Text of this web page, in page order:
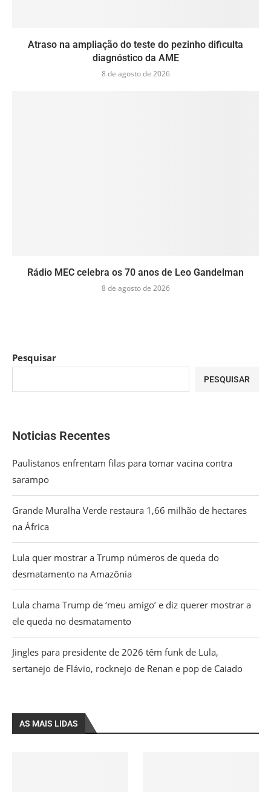
Atraso na ampliação do teste do pezinho dificulta
diagnóstico da AME
8 de agosto de 2026
Rádio MEC celebra os 70 anos de Leo Gandelman
8 de agosto de 2026
Pesquisar
PESQUISAR
Noticias Recentes
Paulistanos enfrentam filas para tomar vacina contra
sarampo
Grande Muralha Verde restaura 1,66 milhão de hectares
na África
Lula quer mostrar a Trump números de queda do
desmatamento na Amazônia
Lula chama Trump de ‘meu amigo’ e diz querer mostrar a
ele queda no desmatamento
Jingles para presidente de 2026 têm funk de Lula,
sertanejo de Flávio, rocknejo de Renan e pop de Caiado
AS MAIS LIDAS